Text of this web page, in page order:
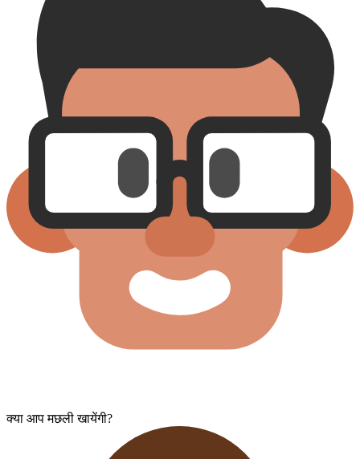
क्या आप मछली खायेंगी?